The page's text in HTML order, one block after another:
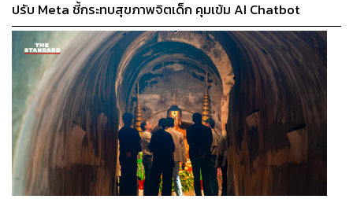
ปรับ Meta ชี้กระทบสุขภาพจิตเด็ก คุมเข้ม AI Chatbot